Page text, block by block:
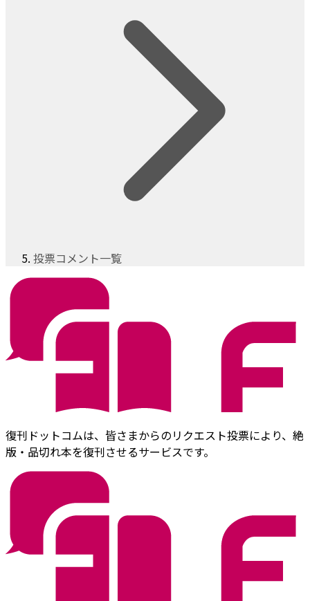
投票コメント一覧
復刊ドットコムは、皆さまからのリクエスト投票により、絶
版・品切れ本を復刊させるサービスです。